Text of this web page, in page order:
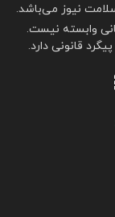
نیوز می‌باشد.
وابسته نیست.
قانونی دارد.